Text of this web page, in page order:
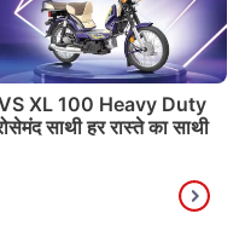
XL 100 Heavy Duty
साथी हर रास्ते का साथी